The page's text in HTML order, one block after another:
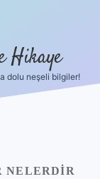
Hikaye
dolu neşeli bilgiler!
NELERDIR